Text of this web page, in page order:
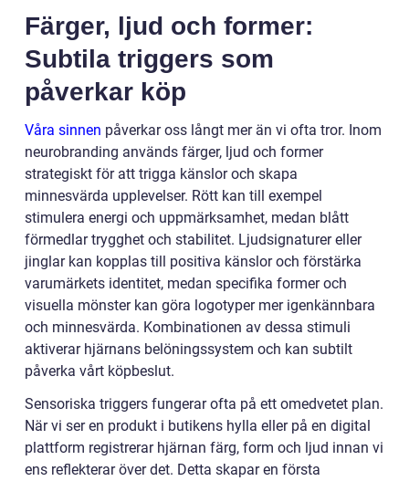
Färger, ljud och former:
Subtila triggers som
påverkar köp
Våra sinnen påverkar oss långt mer än vi ofta tror. Inom
neurobranding används färger, ljud och former
strategiskt för att trigga känslor och skapa
minnesvärda upplevelser. Rött kan till exempel
stimulera energi och uppmärksamhet, medan blått
förmedlar trygghet och stabilitet. Ljudsignaturer eller
jinglar kan kopplas till positiva känslor och förstärka
varumärkets identitet, medan specifika former och
visuella mönster kan göra logotyper mer igenkännbara
och minnesvärda. Kombinationen av dessa stimuli
aktiverar hjärnans belöningssystem och kan subtilt
påverka vårt köpbeslut.
Sensoriska triggers fungerar ofta på ett omedvetet plan.
När vi ser en produkt i butikens hylla eller på en digital
plattform registrerar hjärnan färg, form och ljud innan vi
ens reflekterar över det. Detta skapar en första